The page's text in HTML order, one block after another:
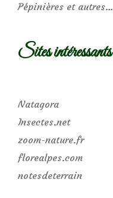
Pépinières et autres…
Sites intéressants
Natagora
Insectes.net
zoom-nature.fr
florealpes.com
notesdeterrain